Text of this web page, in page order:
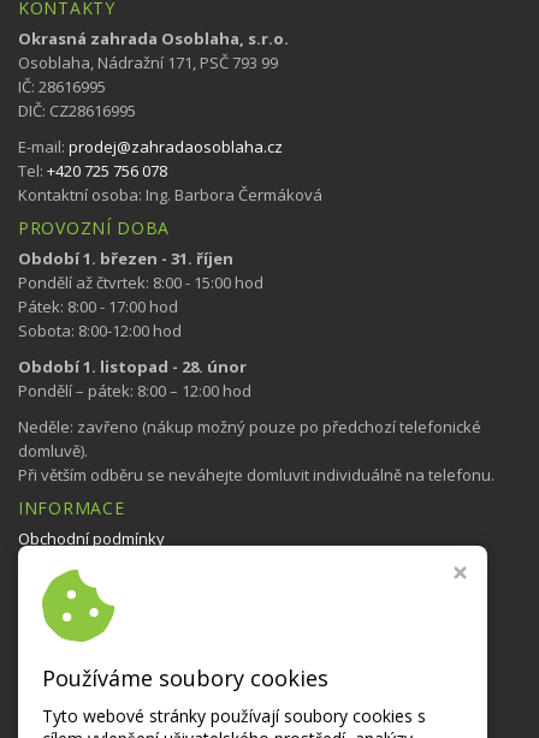
KONTAKTY
Okrasná zahrada Osoblaha, s.r.o.
Osoblaha, Nádražní 171, PSČ 793 99
IČ: 28616995
DIČ: CZ28616995
E-mail: prodej@zahradaosoblaha.cz
Tel: +420 725 756 078
Kontaktní osoba: Ing. Barbora Čermáková
PROVOZNÍ DOBA
Období 1. březen - 31. říjen
Pondělí až čtvrtek: 8:00 - 15:00 hod
Pátek: 8:00 - 17:00 hod
Sobota: 8:00-12:00 hod
Období 1. listopad - 28. únor
Pondělí – pátek: 8:00 – 12:00 hod
Neděle: zavřeno (nákup možný pouze po předchozí telefonické
domluvě).
Při větším odběru se neváhejte domluvit individuálně na telefonu.
INFORMACE
Obchodní podmínky
NAVŠTIVTE TAKÉ
Používáme soubory cookies
Tyto webové stránky používají soubory cookies s